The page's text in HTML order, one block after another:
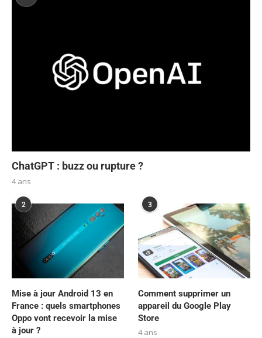
ChatGPT : buzz ou rupture ?
4 ans
2
Mise à jour Android 13 en
France : quels smartphones
Oppo vont recevoir la mise
à jour ?
3
Comment supprimer un
appareil du Google Play
Store
4 ans